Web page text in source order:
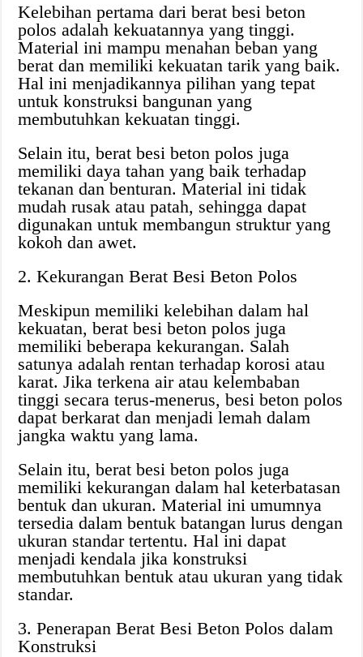
Kelebihan pertama dari berat besi beton
polos adalah kekuatannya yang tinggi.
Material ini mampu menahan beban yang
berat dan memiliki kekuatan tarik yang baik.
Hal ini menjadikannya pilihan yang tepat
untuk konstruksi bangunan yang
membutuhkan kekuatan tinggi.
Selain itu, berat besi beton polos juga
memiliki daya tahan yang baik terhadap
tekanan dan benturan. Material ini tidak
mudah rusak atau patah, sehingga dapat
digunakan untuk membangun struktur yang
kokoh dan awet.
2. Kekurangan Berat Besi Beton Polos
Meskipun memiliki kelebihan dalam hal
kekuatan, berat besi beton polos juga
memiliki beberapa kekurangan. Salah
satunya adalah rentan terhadap korosi atau
karat. Jika terkena air atau kelembaban
tinggi secara terus-menerus, besi beton polos
dapat berkarat dan menjadi lemah dalam
jangka waktu yang lama.
Selain itu, berat besi beton polos juga
memiliki kekurangan dalam hal keterbatasan
bentuk dan ukuran. Material ini umumnya
tersedia dalam bentuk batangan lurus dengan
ukuran standar tertentu. Hal ini dapat
menjadi kendala jika konstruksi
membutuhkan bentuk atau ukuran yang tidak
standar.
3. Penerapan Berat Besi Beton Polos dalam
Konstruksi